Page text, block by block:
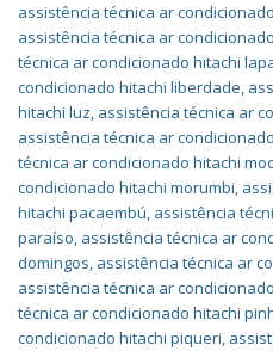
assistência técnica ar
assistência técnica ar
técnica ar condicionado hitachi
condicionado hitachi liberdade,
hitachi luz, assistência técnica ar
assistência técnica ar
técnica ar condicionado hitachi
condicionado hitachi morumbi,
hitachi pacaembú, assistência
paraíso, assistência técnica ar
domingos, assistência técnica ar
assistência técnica ar
técnica ar condicionado hitachi
condicionado hitachi piqueri,